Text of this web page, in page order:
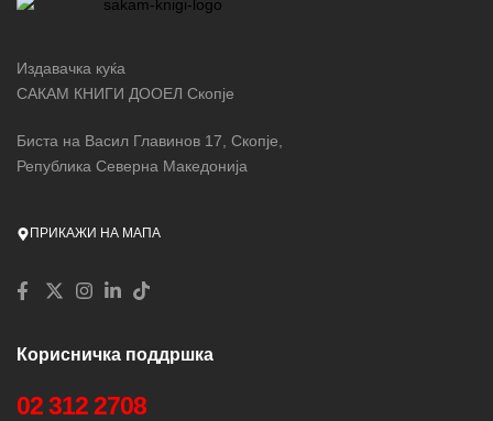
Издавачка куќа
САКАМ КНИГИ ДООЕЛ Скопје
Биста на Васил Главинов 17, Скопје,
Република Северна Македонија
ПРИКАЖИ НА МАПА
Корисничка поддршка
02 312 2708